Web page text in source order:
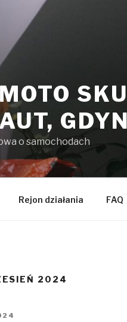
o samochodach
Rejon działania FAQ
2024